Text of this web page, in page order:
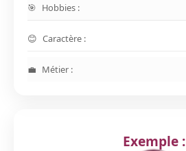
Hobbies :
Caractère :
Métier :
Exemple :